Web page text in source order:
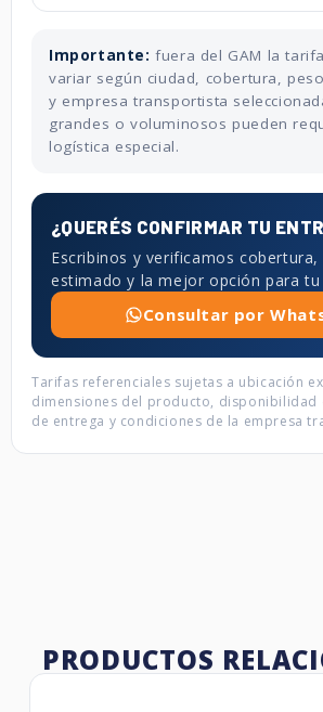
Importante: fuera del GAM la
variar según ciudad, cobertura,
y empresa transportista
grandes o voluminosos pueden
logística especial.
¿QUERÉS CONFIRMAR TU
Escribinos y verificamos
estimado y la mejor opción para tu
Consultar por
Tarifas referenciales sujetas a ubicación
dimensiones del producto, disponibilidad
de entrega y condiciones de la empresa
PRODUCTOS